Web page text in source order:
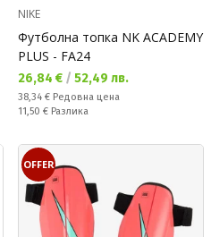
NIKE
Футболна топка NK ACADEMY
PLUS - FA24
Текуща цена:
26,84 € / 52,49 лв.
Редовна цена:
38,34 € Редовна цена
Спестявате:
11,50 € Разлика
OFFER